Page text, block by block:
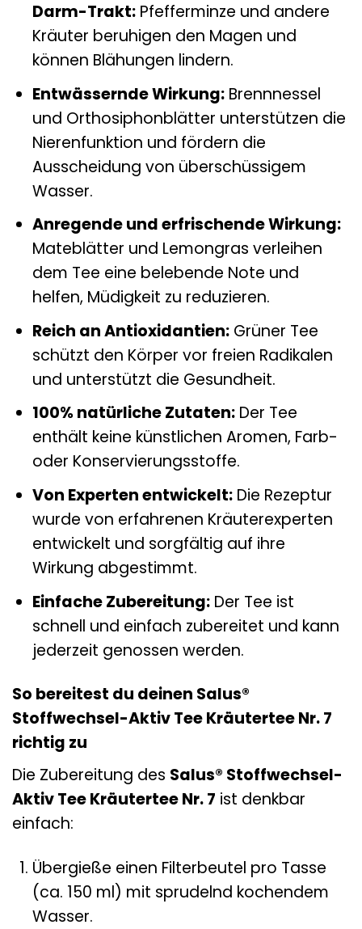
Darm-Trakt:Pfefferminze und andere
Kräuter beruhigen den Magen und
können Blähungen lindern.
Entwässernde Wirkung:Brennnessel
und Orthosiphonblätter unterstützen die
Nierenfunktion und fördern die
Ausscheidung von überschüssigem
Wasser.
Anregende und erfrischende Wirkung:
Mateblätter und Lemongras verleihen
dem Tee eine belebende Note und
helfen, Müdigkeit zu reduzieren.
Reich an Antioxidantien:Grüner Tee
schützt den Körper vor freien Radikalen
und unterstützt die Gesundheit.
100% natürliche Zutaten:Der Tee
enthält keine künstlichen Aromen, Farb-
oder Konservierungsstoffe.
Von Experten entwickelt:Die Rezeptur
wurde von erfahrenen Kräuterexperten
entwickelt und sorgfältig auf ihre
Wirkung abgestimmt.
Einfache Zubereitung:Der Tee ist
schnell und einfach zubereitet und kann
jederzeit genossen werden.
So bereitest du deinen Salus®
Stoffwechsel-Aktiv Tee Kräutertee Nr. 7
richtig zu
Die Zubereitung des Salus® Stoffwechsel-
Aktiv Tee Kräutertee Nr. 7 ist denkbar
einfach:
Übergieße einen Filterbeutel pro Tasse
(ca. 150 ml) mit sprudelnd kochendem
Wasser.